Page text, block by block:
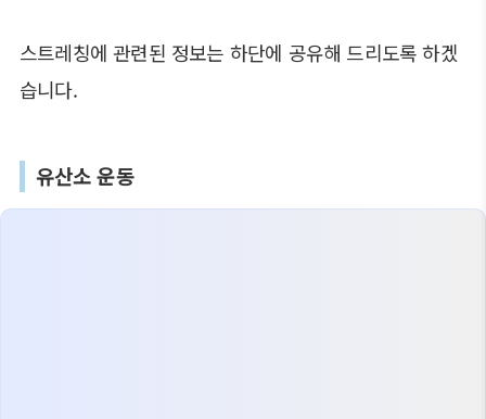
스트레칭에 관련된 정보는 하단에 공유해 드리도록 하겠
습니다.
유산소 운동